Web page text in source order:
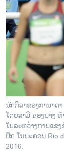
ນັກກິລາຂອງການາດ
ໂດຍສາມີ ຂອງນາງ
ໃນລະຫວ່າງການແຂ່
ປິກ ໃນນະຄອນ Rio
2016.